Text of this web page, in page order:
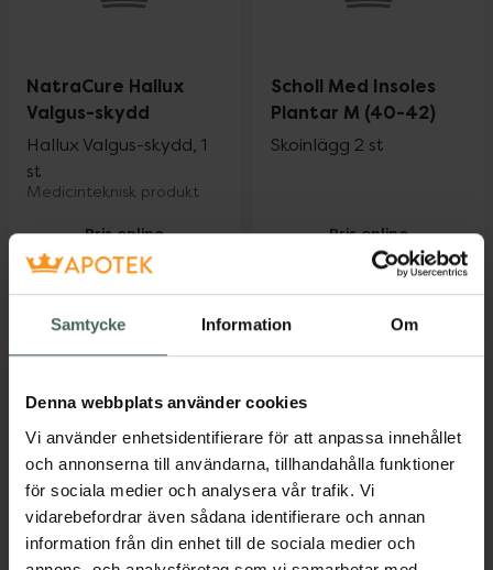
Samtycke Information Om
Denna webbplats använder cookies
Vi använder enhetsidentifierare för att anpassa innehållet
och annonserna till användarna, tillhandahålla funktioner
för sociala medier och analysera vår trafik. Vi
vidarebefordrar även sådana identifierare och annan
information från din enhet till de sociala medier och
NatraCure Hallux
Valgus-skydd
Hallux Valgus-skydd, 1
st
Medicinteknisk produkt
Pris online
91 kr
KöpNatraCure Hallux Valgus-skydd, 91 kr.
Scholl Med Insoles
Plantar M (40-42)
Skoinlägg 2 st
Pris online
245 kr
KöpScholl Med
Scholl Gel Activ
Scholl Gel Activ